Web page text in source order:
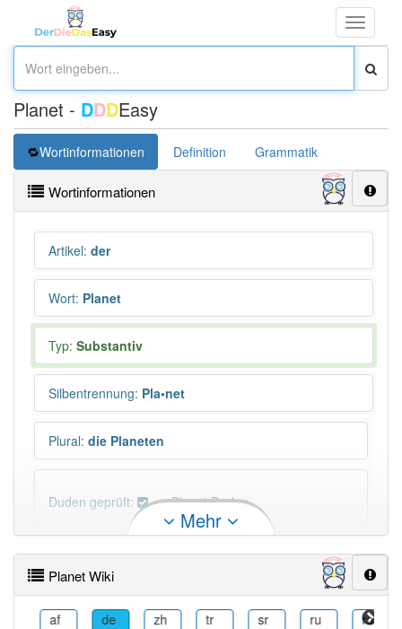
Toggle
Planet - DDDEasy
Wortinformationen Definition Grammatik
Wortinformationen
Artikel: der
Wort: Planet
Typ: Substantiv
Silbentrennung: Pla•net
Plural: die Planeten
Duden geprüft: Planet Duden
N-Deklination:N-Deklination: -en Planet (N) und
Planeten (D)
Mehr
Planet Wiki
af de zh tr sr ru ro